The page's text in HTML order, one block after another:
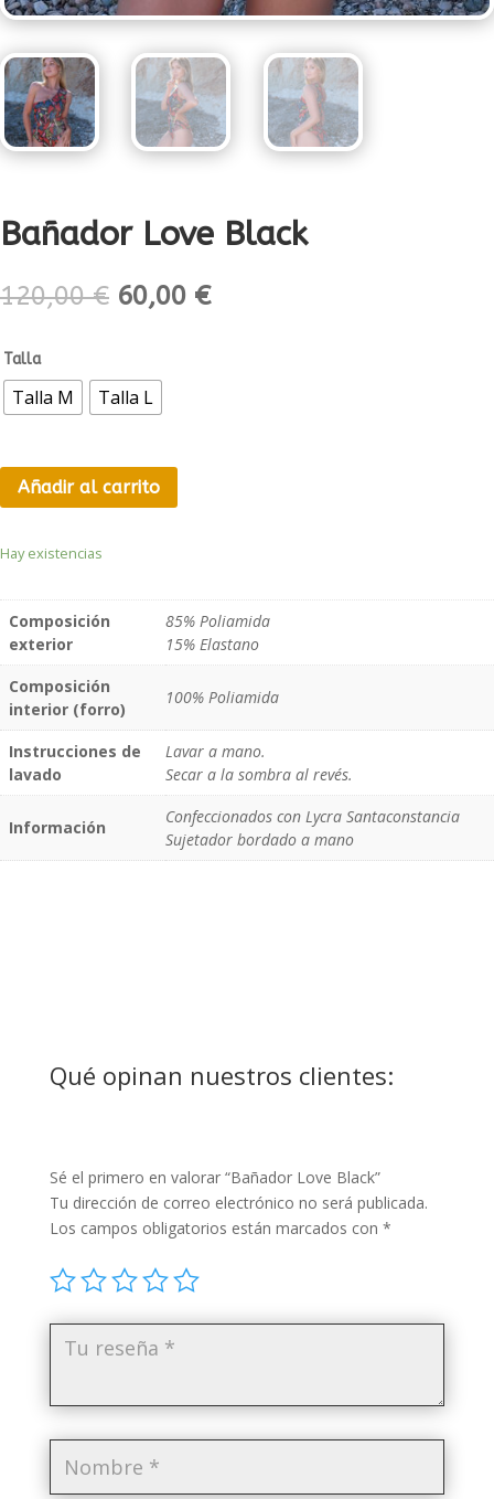
Bañador Love Black
120,00€ El
120,00 €.
60,00 €El
Talla
Talla M Talla L
Añadir al carrito
Hay existencias
Composición
exterior
85% Poliamida
15% Elastano
Composición
interior (forro)
100% Poliamida
Instrucciones de
lavado
Lavar a mano.
Secar a la sombra al revés.
Información
Confeccionados con Lycra Santaconstancia
Sujetador bordado a mano
Qué opinan nuestros clientes:
Sé el primero en valorar “Bañador Love Black”
Tu dirección de correo electrónico no será publicada.
Los campos obligatorios están marcados con *